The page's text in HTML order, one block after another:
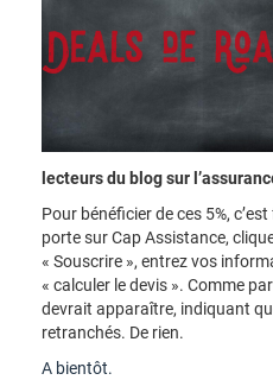
lecteurs du blog sur
Pour bénéficier de ces 5%,
porte sur Cap Assistance,
« Souscrire », entrez vos
« calculer le devis ». Comme
devrait apparaître, indiquant
retranchés. De rien.
A bientôt.